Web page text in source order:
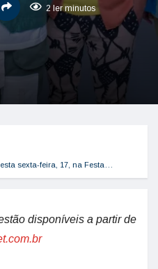
2 ler minutos
sexta-feira, 17, na Festa…
disponíveis a partir de